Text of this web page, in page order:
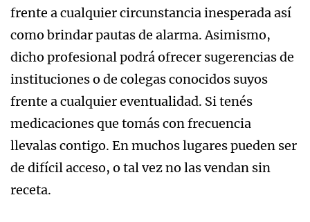
frente a cualquier circunstancia inesperada así
como brindar pautas de alarma. Asimismo,
dicho profesional podrá ofrecer sugerencias de
instituciones o de colegas conocidos suyos
frente a cualquier eventualidad. Si tenés
medicaciones que tomás con frecuencia
llevalas contigo. En muchos lugares pueden ser
de difícil acceso, o tal vez no las vendan sin
receta.